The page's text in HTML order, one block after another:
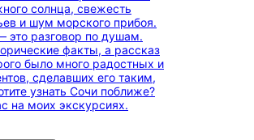
солнца, свежесть
и шум морского прибоя.
это разговор по душам.
факты, а рассказ
было много радостных и
сделавших его таким,
узнать Сочи поближе?
на моих экскурсиях.